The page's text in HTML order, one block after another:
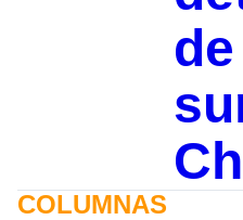
COLUMNAS